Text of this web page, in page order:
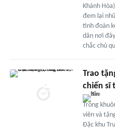
Khánh
đem lại
tình đoàn
dân nơi
chắc chủ
Trao
chiến sĩ
Trong
viên và
Đặc khu